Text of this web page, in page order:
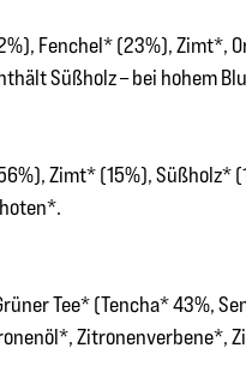
Fenchel* (23%), Zimt*,
Süßholz – bei hohem
Zimt* (15%),
Tee* (Tencha* 43%,
Zitronenverbene*,